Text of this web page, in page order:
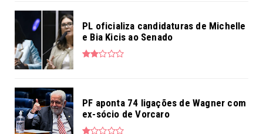
PL oficializa candidaturas de Michelle
e Bia Kicis ao Senado
PF aponta 74 ligações de Wagner com
ex-sócio de Vorcaro